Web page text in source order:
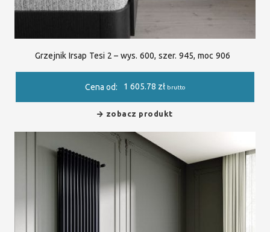
Grzejnik Irsap Tesi 2 – wys. 600, szer. 945, moc 906
Cena od: 1 605.78 zł brutto
zobacz produkt